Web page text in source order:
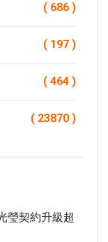
( 686 )
( 197 )
( 464 )
( 23870 )
瑩契約升級超